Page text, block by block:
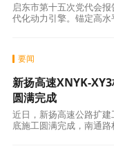
启东市第十五次党代会
代化动力引擎。锚定高
要闻
新扬高速XNYK-
圆满完成
近日，新扬高速公路扩
底施工圆满完成，南通